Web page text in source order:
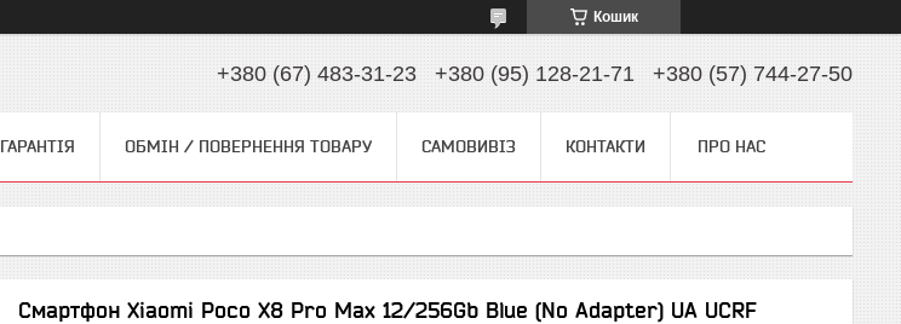
Кошик
+380 (67) 483-31-23 +380 (95) 128-21-71 +380 (57) 744-27-50
ГАРАНТІЯ ОБМІН / ПОВЕРНЕННЯ ТОВАРУ САМОВИВІЗ КОНТАКТИ ПРО НАС
Смартфон Xiaomi Poco X8 Pro Max 12/256Gb Blue (No Adapter) UA UCRF